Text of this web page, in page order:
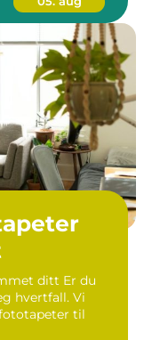
ditt Er du
hvertfall. Vi
til